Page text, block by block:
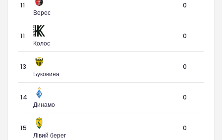
11
Верес
0
11
Колос
0
13
Буковина
0
14
Динамо
0
15
Лівий берег
0